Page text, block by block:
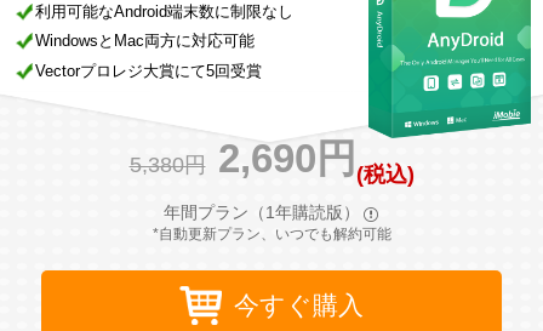
ストア
ダウンロード
利用可能なAndroid端末数に制限なし
WindowsとMac両方に対応可能
Vectorプロレジ大賞にて5回受賞
5,380円 2,690円 (税込)
年間プラン（1年購読版）
*自動更新プラン、いつでも解約可能
今すぐ購入